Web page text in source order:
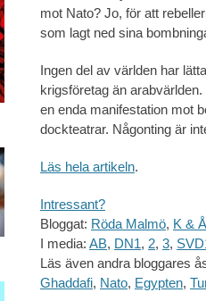
mot Nato? Jo, för att
som lagt ned sina
Ingen del av världen har
krigsföretag än
en enda manifestation mot
dockteatrar. Någonting är
Läs hela artikeln.
Intressant?
Bloggat: Röda Malmö, K & Å
I media: AB, DN1, 2, 3,
Läs även andra bloggares
Ghaddafi, Nato, Egypten,